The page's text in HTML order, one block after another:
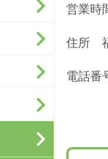
営業時
住所
電話番